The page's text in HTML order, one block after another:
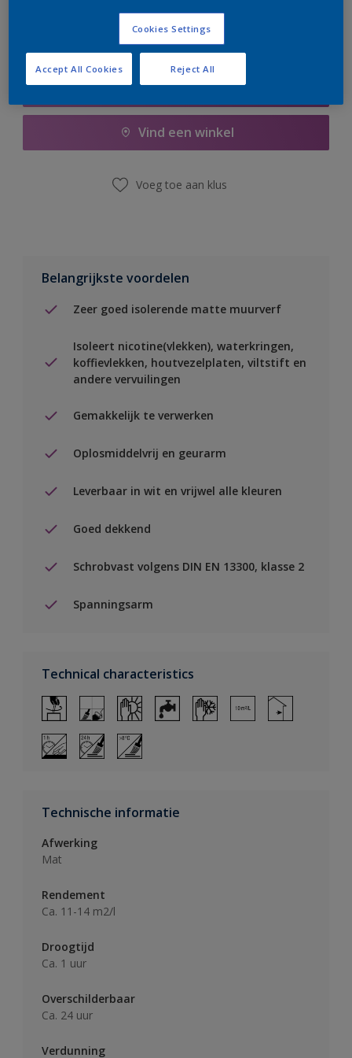
Boodschappenlijst
Vind een winkel
Voeg toe aan klus
Belangrijkste voordelen
Zeer goed isolerende matte muurverf
Isoleert nicotine(vlekken), waterkringen,
koffievlekken, houtvezelplaten, viltstift en
andere vervuilingen
Gemakkelijk te verwerken
Oplosmiddelvrij en geurarm
Leverbaar in wit en vrijwel alle kleuren
Goed dekkend
Schrobvast volgens DIN EN 13300, klasse 2
Spanningsarm
Technical characteristics
Technische informatie
Afwerking
Mat
Rendement
Ca. 11-14 m2/l
Droogtijd
Ca. 1 uur
Overschilderbaar
Ca. 24 uur
Verdunning
Cookies Settings
Reject All
Accept All Cookies